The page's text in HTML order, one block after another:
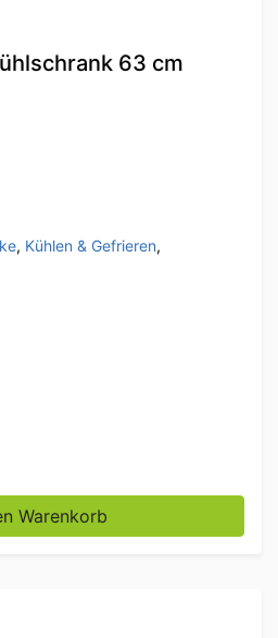
63 cm
Preis war: 625.00
, Kühlen & Gefrieren,
63 cm 230V Horeca
Warenkorb